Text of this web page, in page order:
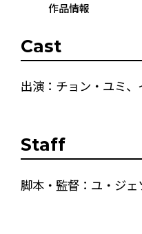
作品情報
Cast
出演：チョン・ユミ
Staff
脚本・監督：ユ・ジェ